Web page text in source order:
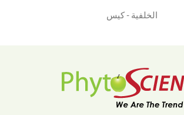
الخلفية - كيس